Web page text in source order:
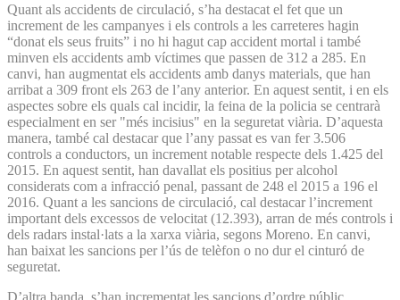
Quant als accidents de circulació, s’ha destacat el fet que un
increment de les campanyes i els controls a les carreteres hagin
“donat els seus fruits” i no hi hagut cap accident mortal i també
minven els accidents amb víctimes que passen de 312 a 285. En
canvi, han augmentat els accidents amb danys materials, que han
arribat a 309 front els 263 de l’any anterior. En aquest sentit, i en els
aspectes sobre els quals cal incidir, la feina de la policia se centrarà
especialment en ser "més incisius" en la seguretat viària. D’aquesta
manera, també cal destacar que l’any passat es van fer 3.506
controls a conductors, un increment notable respecte dels 1.425 del
2015. En aquest sentit, han davallat els positius per alcohol
considerats com a infracció penal, passant de 248 el 2015 a 196 el
2016. Quant a les sancions de circulació, cal destacar l’increment
important dels excessos de velocitat (12.393), arran de més controls i
dels radars instal·lats a la xarxa viària, segons Moreno. En canvi,
han baixat les sancions per l’ús de telèfon o no dur el cinturó de
seguretat.
D’altra banda, s’han incrementat les sancions d’ordre públic,